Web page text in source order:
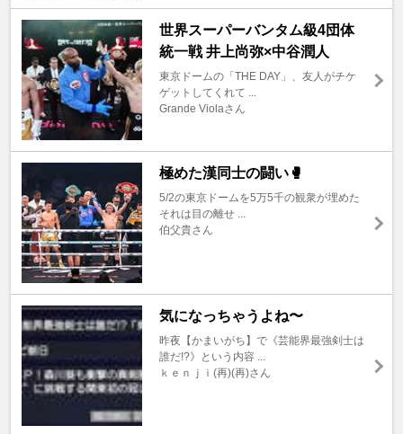
世界スーパーバンタム級4団体
統一戦 井上尚弥×中谷潤人
東京ドームの「THE DAY」、友人がチケ
ゲットしてくれて ...
Grande Violaさん
極めた漢同士の闘い🥊
5/2の東京ドームを5万5千の観衆が埋めた
それは目の離せ ...
伯父貴さん
気になっちゃうよね〜
昨夜【かまいがち】で《芸能界最強剣士は
誰だ!?》という内容 ...
ｋｅｎｊｉ(再)(再)さん